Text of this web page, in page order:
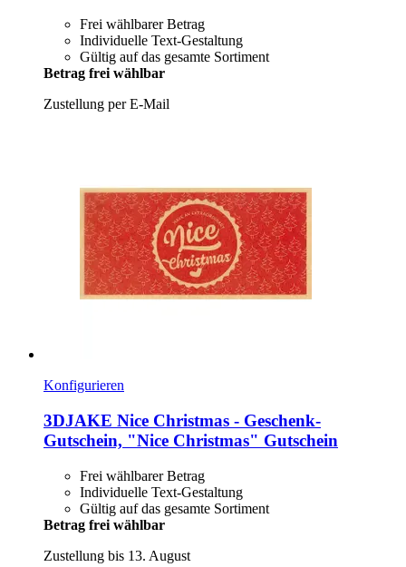
Frei wählbarer Betrag
Individuelle Text-Gestaltung
Gültig auf das gesamte Sortiment
Betrag frei wählbar
Zustellung per E-Mail
Konfigurieren
3DJAKE Nice Christmas -​ Geschenk-​
Gutschein, "Nice Christmas" Gutschein
Frei wählbarer Betrag
Individuelle Text-Gestaltung
Gültig auf das gesamte Sortiment
Betrag frei wählbar
Zustellung bis 13. August